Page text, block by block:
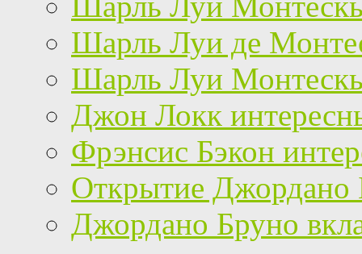
Шарль Луи де
Шарль Луи
Джон Локк
Фрэнсис Бэкон
Открытие Джордано
Джордано Бруно